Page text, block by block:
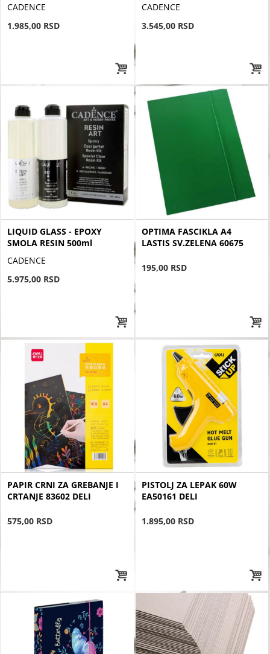
CADENCE
1.985,00 RSD
CADENCE
3.545,00 RSD
LIQUID GLASS - EPOXY
SMOLA RESIN 500ml
CADENCE
5.975,00 RSD
OPTIMA FASCIKLA A4
LASTIS SV.ZELENA 60675
195,00 RSD
PAPIR CRNI ZA GREBANJE I
CRTANJE 83602 DELI
575,00 RSD
PISTOLJ ZA LEPAK 60W
EA50161 DELI
1.895,00 RSD